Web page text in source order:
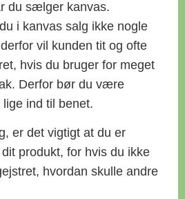
du sælger kanvas.
i kanvas salg ikke nogle
vil kunden tit og ofte
hvis du bruger for meget
Derfor bør du være
ind til benet.
er det vigtigt at du er
produkt, for hvis du ikke
hvordan skulle andre